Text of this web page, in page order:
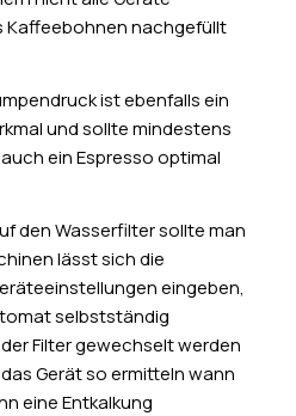
Kaffeebohnen nachgefüllt
ist ebenfalls ein
und sollte mindestens
ein Espresso optimal
den Wasserfilter sollte man
lässt sich die
eingeben,
selbstständig
Filter gewechselt werden
Gerät so ermitteln wann
eine Entkalkung